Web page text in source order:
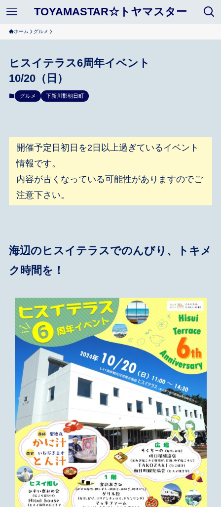
TOYAMASTAR☆トヤマスター
ホーム グルメ
ヒスイテラス6周年イベント
10/20（日）
グルメ 下新川郡朝日町
開催予定日初日を2日以上過ぎているイベント
情報です。
内容が古くなっている可能性がありますのでご
注意下さい。
海辺のヒスイテラスでのんびり、トキメ
ク時間を！